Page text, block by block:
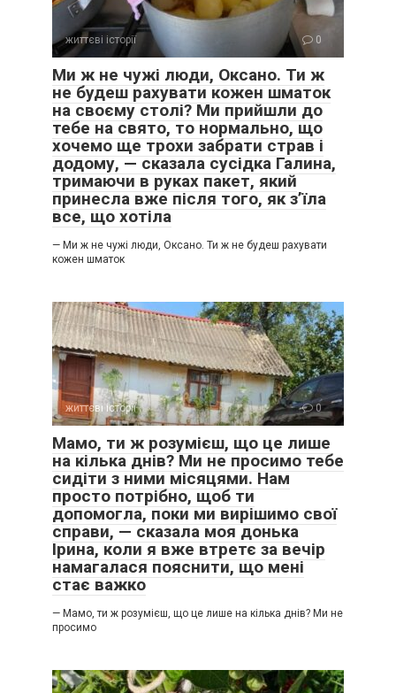
життєві історії 0
Ми ж не чужі люди, Оксано. Ти ж
не будеш рахувати кожен шматок
на своєму столі? Ми прийшли до
тебе на свято, то нормально, що
хочемо ще трохи забрати страв і
додому, — сказала сусідка Галина,
тримаючи в руках пакет, який
принесла вже після того, як з’їла
все, що хотіла
— Ми ж не чужі люди, Оксано. Ти ж не будеш рахувати
кожен шматок
життєві історії 0
Мамо, ти ж розумієш, що це лише
на кілька днів? Ми не просимо тебе
сидіти з ними місяцями. Нам
просто потрібно, щоб ти
допомогла, поки ми вирішимо свої
справи, — сказала моя донька
Ірина, коли я вже втретє за вечір
намагалася пояснити, що мені
стає важко
— Мамо, ти ж розумієш, що це лише на кілька днів? Ми не
просимо